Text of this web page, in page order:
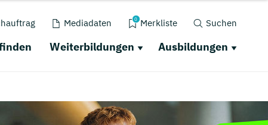
Mediadaten 0 Merkliste Suchen
Weiterbildungen Ausbildungen